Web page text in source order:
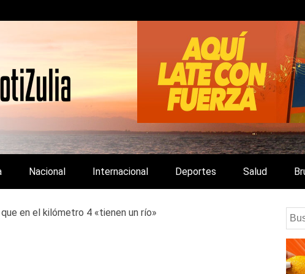
Y DE INTERÉS GENERAL.
Nacional Internacional Deportes Salud
que en el kilómetro 4 «tienen un río»